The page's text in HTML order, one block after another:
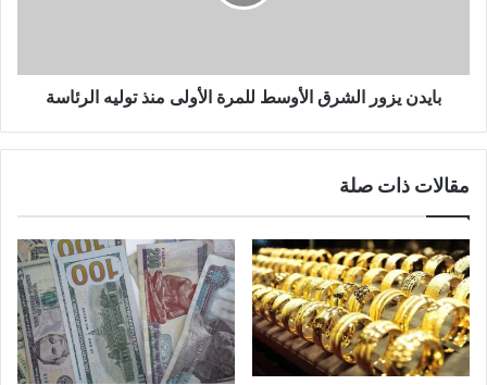
بايدن يزور الشرق الأوسط للمرة الأولى منذ توليه الرئاسة
مقالات ذات صلة